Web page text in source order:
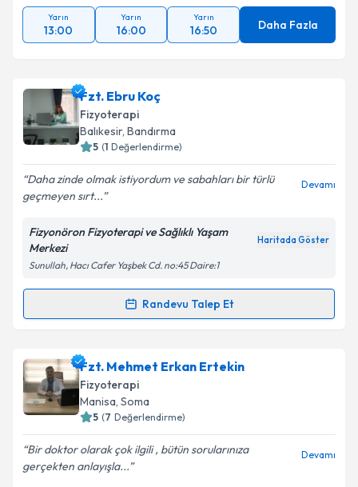
Yarın
13:00
Yarın
16:00
Yarın
16:50 Daha Fazla
Fzt. Ebru Koç
Fizyoterapi
Balıkesir, Bandırma
5 (1 Değerlendirme)
Daha zinde olmak istiyordum ve sabahları bir türlü
geçmeyen sırt...
Devamı
Fizyonöron Fizyoterapi ve Sağlıklı Yaşam
Merkezi
Haritada Göster
Sunullah, Hacı Cafer Yaşbek Cd. no:45 Daire:1
Randevu Talep Et
Randevu Takvimi Talebi
Fzt. Ebru Koçiçin randevu takvimi talebi oluşturun.
Size bu uzmandan randevu almanız için bir takvim
hazırlandığında e-posta ile bilgilendireceğiz.
Fzt. Mehmet Erkan Ertekin
Fizyoterapi
Manisa, Soma
5 (7 Değerlendirme)
Bir doktor olarak çok ilgili , bütün sorularınıza
gerçekten anlayışla...
Devamı